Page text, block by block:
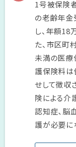
1号被保険
の老齢年金
し、年額18
た、市区町
未満の医療
護保険料
せして徴収
険による介
認知症、脳
護が必要に